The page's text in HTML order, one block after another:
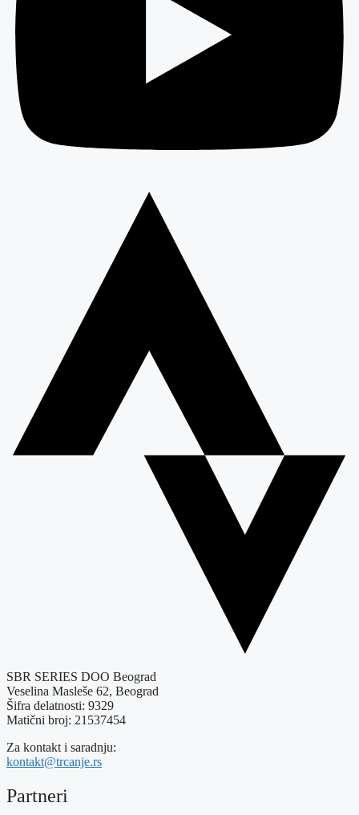
SBR SERIES DOO Beograd
Veselina Masleše 62, Beograd
Šifra delatnosti: 9329
Matični broj: 21537454
Za kontakt i saradnju:
kontakt@trcanje.rs
Partneri